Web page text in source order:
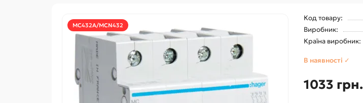
MC432A/MCN432
Код товару:
Виробник:
Країна виробник:
В наявності ✓
1033 грн.